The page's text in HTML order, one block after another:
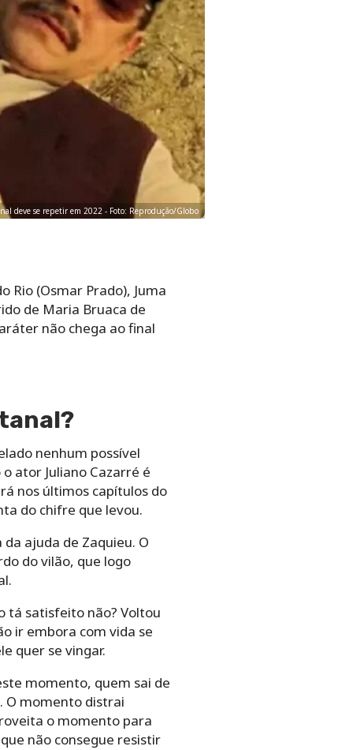
deve se repetir em 2022 - Foto: Reprodução/Globo
Rio (Osmar Prado), Juma
de Maria Bruaca de
não chega ao final
nenhum possível
ator Juliano Cazarré é
nos últimos capítulos do
do chifre que levou.
ajuda de Zaquieu. O
do vilão, que logo
tá satisfeito não? Voltou
ir embora com vida se
quer se vingar.
momento, quem sai de
O momento distrai
o momento para
não consegue resistir